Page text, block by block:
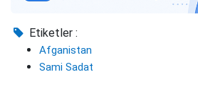
Etiketler :
Afganistan
Sami Sadat